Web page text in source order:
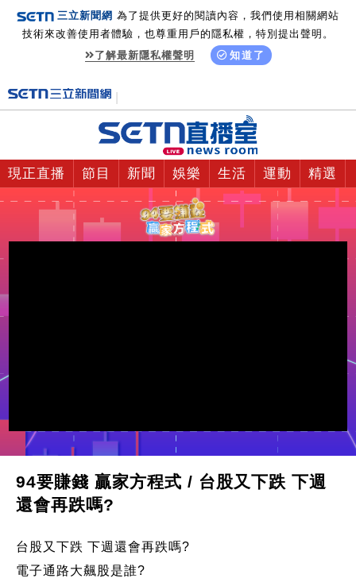
三立新聞網 為了提供更好的閱讀內容，我們使用相關網站
技術來改善使用者體驗，也尊重用戶的隱私權，特別提出聲明。
了解最新隱私權聲明
知道了
現正直播 節目 新聞 娛樂 生活 運動 精選
94要賺錢 贏家方程式 / 台股又下跌 下週
還會再跌嗎?
台股又下跌 下週還會再跌嗎?
電子通路大飆股是誰?